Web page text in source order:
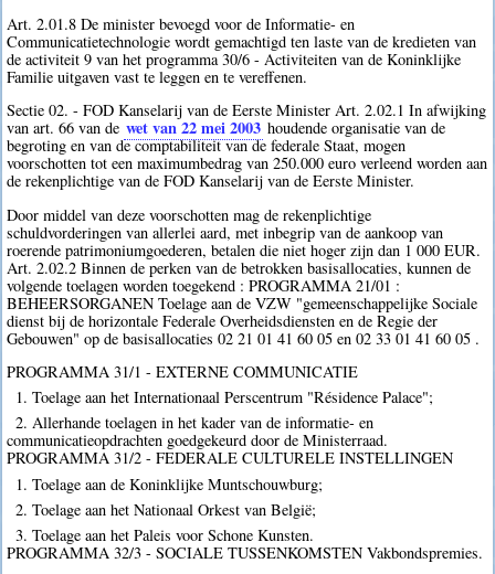
Art. 2.01.8 De minister bevoegd voor de Informatie- en
Communicatietechnologie wordt gemachtigd ten laste van de kredieten van
de activiteit 9 van het programma 30/6 - Activiteiten van de Koninklijke
Familie uitgaven vast te leggen en te vereffenen.
Sectie 02. - FOD Kanselarij van de Eerste Minister Art. 2.02.1 In afwijking
van art. 66 van de wet van 22 mei 2003 houdende organisatie van de
begroting en van de comptabiliteit van de federale Staat, mogen
voorschotten tot een maximumbedrag van 250.000 euro verleend worden aan
de rekenplichtige van de FOD Kanselarij van de Eerste Minister.
Door middel van deze voorschotten mag de rekenplichtige
schuldvorderingen van allerlei aard, met inbegrip van de aankoop van
roerende patrimoniumgoederen, betalen die niet hoger zijn dan 1 000 EUR.
Art. 2.02.2 Binnen de perken van de betrokken basisallocaties, kunnen de
volgende toelagen worden toegekend : PROGRAMMA 21/01 :
BEHEERSORGANEN Toelage aan de VZW "gemeenschappelijke Sociale
dienst bij de horizontale Federale Overheidsdiensten en de Regie der
Gebouwen" op de basisallocaties 02 21 01 41 60 05 en 02 33 01 41 60 05 .
PROGRAMMA 31/1 - EXTERNE COMMUNICATIE
1. Toelage aan het Internationaal Perscentrum "Résidence Palace";
2. Allerhande toelagen in het kader van de informatie- en
communicatieopdrachten goedgekeurd door de Ministerraad.
PROGRAMMA 31/2 - FEDERALE CULTURELE INSTELLINGEN
1. Toelage aan de Koninklijke Muntschouwburg;
2. Toelage aan het Nationaal Orkest van België;
3. Toelage aan het Paleis voor Schone Kunsten.
PROGRAMMA 32/3 - SOCIALE TUSSENKOMSTEN Vakbondspremies.